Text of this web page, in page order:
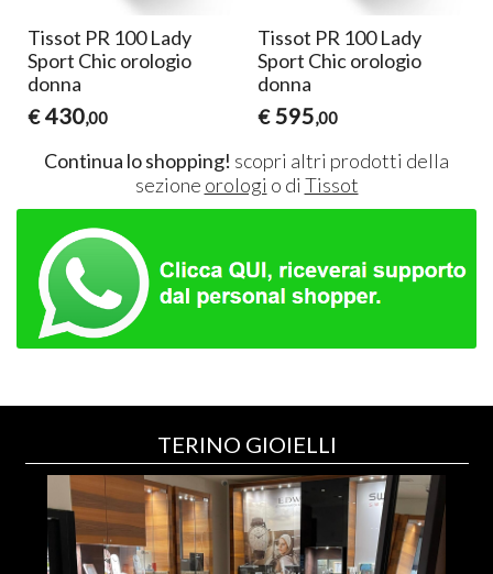
Tissot PR 100 Lady
Sport Chic orologio
donna
€ 430,00
Tissot PR 100 Lady
Sport Chic orologio
donna
€ 595,00
Continua lo shopping! scopri altri prodotti della
sezione orologi o di Tissot
TERINO GIOIELLI